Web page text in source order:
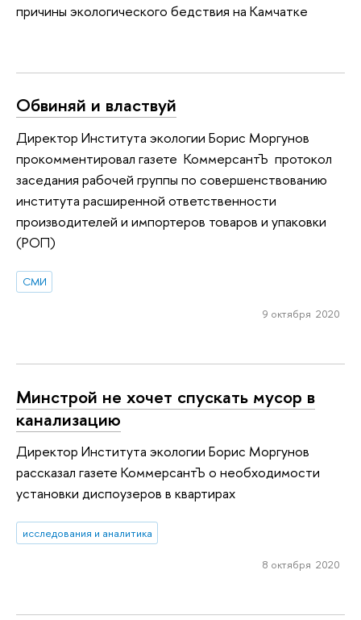
причины экологического бедствия на Камчатке
Обвиняй и властвуй
Директор Института экологии Борис Моргунов
прокомментировал газете КоммерсантЪ протокол
заседания рабочей группы по совершенствованию
института расширенной ответственности
производителей и импортеров товаров и упаковки
(РОП)
СМИ
9 октября 2020
Минстрой не хочет спускать мусор в
канализацию
Директор Института экологии Борис Моргунов
рассказал газете КоммерсантЪ о необходимости
установки диспоузеров в квартирах
исследования и аналитика
8 октября 2020